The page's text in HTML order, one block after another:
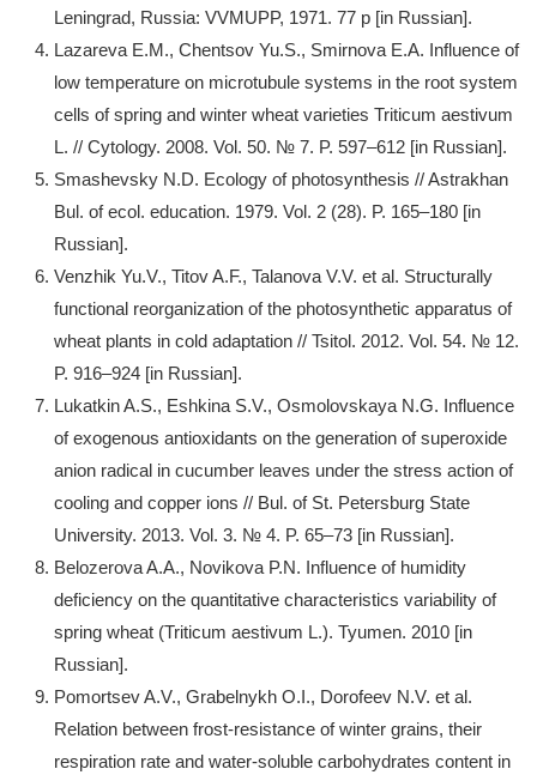
Leningrad, Russia: VVMUPP, 1971. 77 p [in Russian].
Lazareva E.M., Chentsov Yu.S., Smirnova E.A. Influence of
low temperature on microtubule systems in the root system
cells of spring and winter wheat varieties Triticum aestivum
L. // Cytology. 2008. Vol. 50. № 7. P. 597–612 [in Russian].
Smashevsky N.D. Ecology of photosynthesis // Astrakhan
Bul. of ecol. education. 1979. Vol. 2 (28). P. 165–180 [in
Russian].
Venzhik Yu.V., Titov A.F., Talanova V.V. et al. Structurally
functional reorganization of the photosynthetic apparatus of
wheat plants in cold adaptation // Tsitol. 2012. Vol. 54. № 12.
P. 916–924 [in Russian].
Lukatkin A.S., Eshkina S.V., Osmolovskaya N.G. Influence
of exogenous antioxidants on the generation of superoxide
anion radical in cucumber leaves under the stress action of
cooling and copper ions // Bul. of St. Petersburg State
University. 2013. Vol. 3. № 4. P. 65–73 [in Russian].
Belozerova A.A., Novikova P.N. Influence of humidity
deficiency on the quantitative characteristics variability of
spring wheat (Triticum aestivum L.). Tyumen. 2010 [in
Russian].
Pomortsev A.V., Grabelnykh O.I., Dorofeev N.V. et al.
Relation between frost-resistance of winter grains, their
respiration rate and water-soluble carbohydrates content in